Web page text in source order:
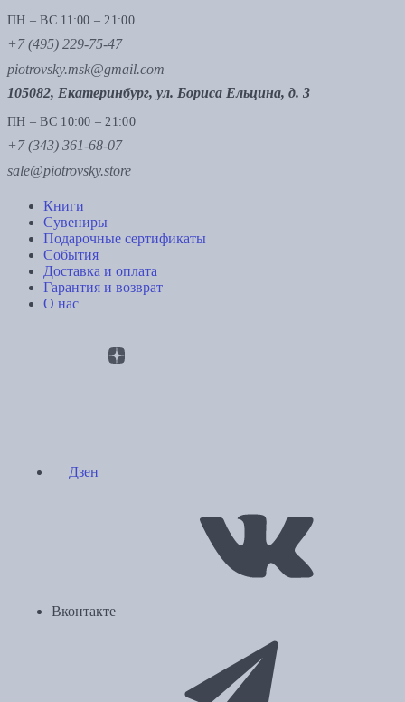
ПН – ВС 11:00 – 21:00
+7 (495) 229-75-47
piotrovsky.msk@gmail.com
105082, Екатеринбург, ул. Бориса Ельцина, д. 3
ПН – ВС 10:00 – 21:00
+7 (343) 361-68-07
sale@piotrovsky.store
Книги
Сувениры
Подарочные сертификаты
События
Доставка и оплата
Гарантия и возврат
О нас
Дзен
Вконтакте